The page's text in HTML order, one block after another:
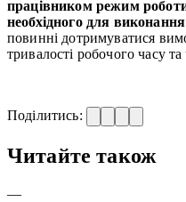
працівником режим
необхідного для виконання
повинні дотримуватися
тривалості робочого часу
Поділитись:
Читайте також
—